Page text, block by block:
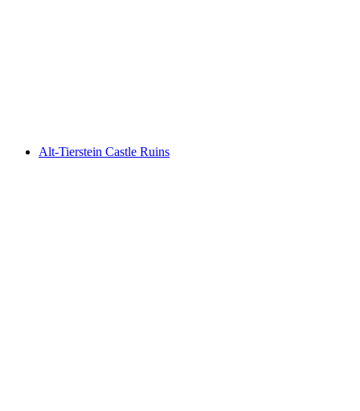
Alt-Tierstein Castle Ruins